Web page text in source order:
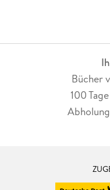
Bücher
100